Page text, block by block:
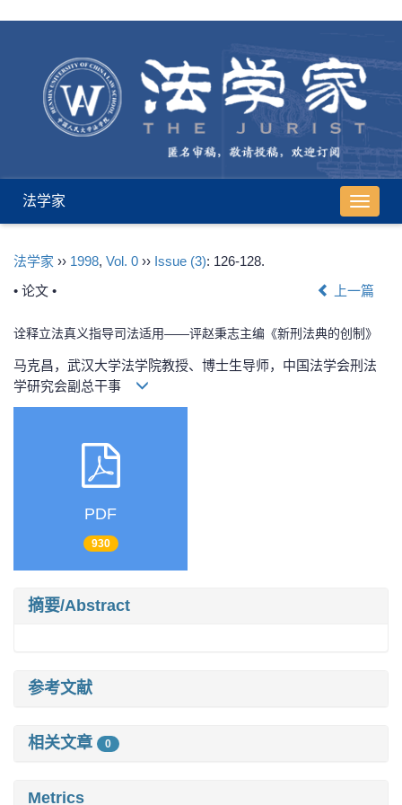
导
航
法学家
法学家 ›› 1998, Vol. 0 ›› Issue (3): 126-128.
• 论文 •
上一篇
诠释立法真义指导司法适用——评赵秉志主编《新刑法典的创制》
马克昌，武汉大学法学院教授、博士生导师，中国法学会刑法
学研究会副总干事
PDF
930
摘要/Abstract
参考文献
相关文章 0
Metrics